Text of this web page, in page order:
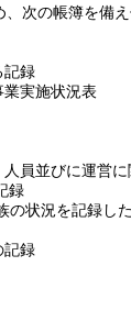
次の帳簿を備え
記録
業実施状況表
人員並びに運営
録
の状況を記録し
記録